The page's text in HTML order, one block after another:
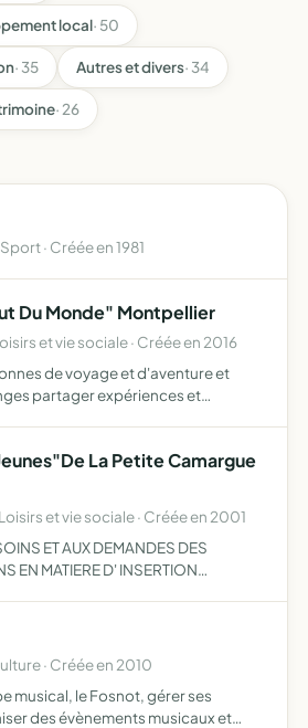
local· 50
· 35 Autres et divers· 34
· 26
· Créée en 1981
Du Monde" Montpellier
et vie sociale · Créée en 2016
de voyage et d'aventure et
partager expériences et
La Petite Camargue
et vie sociale · Créée en 2001
ET AUX DEMANDES DES
EN MATIERE D' INSERTION
· Créée en 2010
musical, le Fosnot, gérer ses
des évènements musicaux et